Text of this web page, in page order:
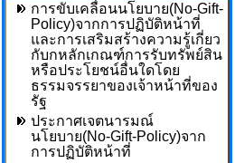
การขับเคลื่อนนโยบาย(No-Gift-
Policy)จากการปฏิบัติหน้าที่
และการเสริมสร้างความรู้เกี่ยว
กับกหลักเกณฑ์การรับทรัพย์สิน
หรือประโยชน์อื่นใดโดย
ธรรมจรรยาของเจ้าหน้าที่ของ
รัฐ
ประกาศเจตนารมณ์
นโยบาย(No-Gift-Policy)จาก
การปฏิบัติหน้าที่